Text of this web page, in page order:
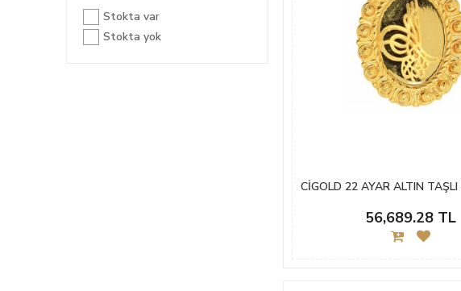
Stokta var
Stokta yok
56,689.28 TL